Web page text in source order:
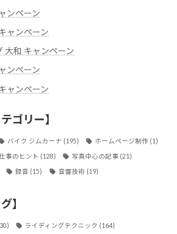
ンペーン
ャンペーン
大和 キャンペーン
ンペーン
ャンペーン
ゴリー】
バイク ジムカーナ (195) ホームページ制作 (1)
事のヒント (128) 写真中心の記事 (21)
録音 (15) 音響技術 (19)
】
ライディングテクニック (164)